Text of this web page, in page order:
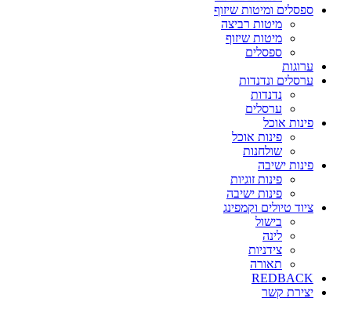
ספסלים ומיטות שיזוף
מיטות רביצה
מיטות שיזוף
ספסלים
ערוגות
ערסלים ונדנדות
נדנדות
ערסלים
פינות אוכל
פינות אוכל
שולחנות
פינות ישיבה
פינות זוגיות
פינות ישיבה
ציוד טיולים וקמפינג
בישול
לינה
צידניות
תאורה
REDBACK
יצירת קשר